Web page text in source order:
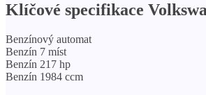
Klíčové specifikace
Benzínový automat
Benzín 7 míst
Benzín 217 hp
Benzín 1984 ccm